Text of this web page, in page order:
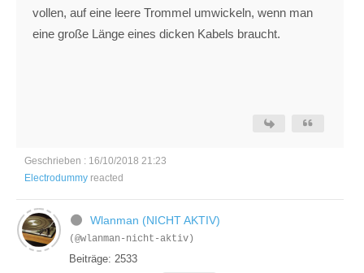
vollen, auf eine leere Trommel umwickeln, wenn man
eine große Länge eines dicken Kabels braucht.
Geschrieben : 16/10/2018 21:23
Electrodummy reacted
Wlanman (NICHT AKTIV)
(@wlanman-nicht-aktiv)
Beiträge: 2533